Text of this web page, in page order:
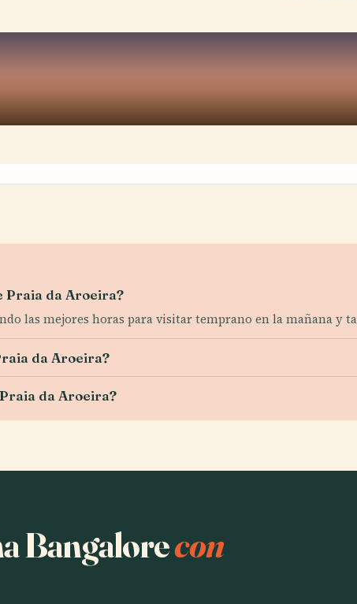
Praia da Aroeira?
las mejores horas para visitar temprano en la mañana y
da Aroeira?
da Aroeira?
Bangalorecon